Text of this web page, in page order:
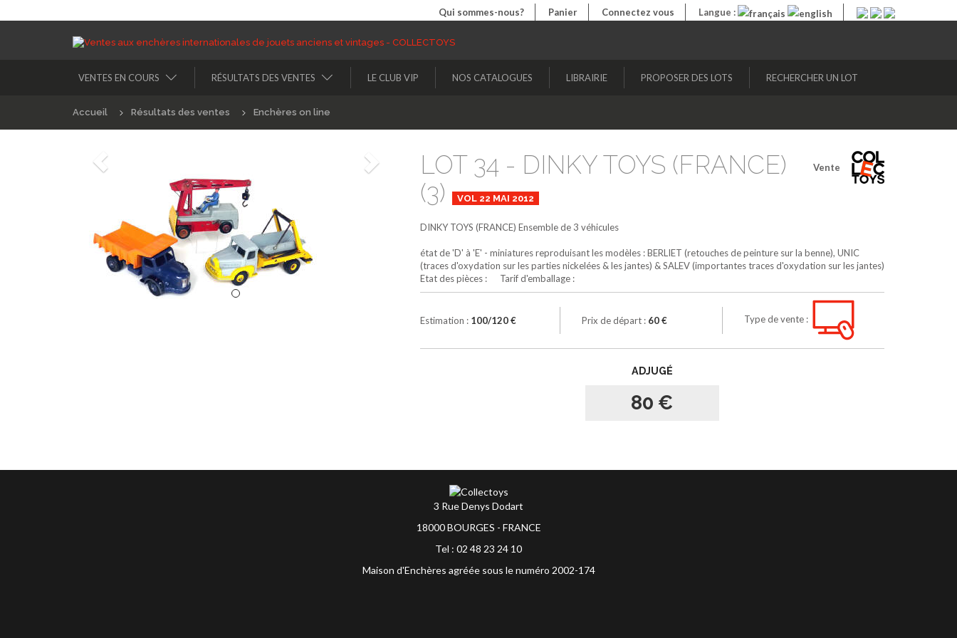
Qui sommes-nous? Panier Connectez vous Langue :
VENTES EN COURS RÉSULTATS DES VENTES LE CLUB VIP NOS CATALOGUES LIBRAIRIE PROPOSER DES LOTS RECHERCHER UN LOT
Accueil Résultats des ventes Enchères on line
Suivant Vente
LOT 34 - DINKY TOYS (FRANCE)
(3)
VOL 22 MAI 2012
DINKY TOYS (FRANCE) Ensemble de 3 véhicules
état de 'D' à 'E' - miniatures reproduisant les modèles : BERLIET (retouches de peinture sur la benne), UNIC
(traces d'oxydation sur les parties nickelées & les jantes) & SALEV (importantes traces d'oxydation sur les jantes)
Etat des pièces : Tarif d'emballage :
Estimation : 100/120 € Prix de départ : 60 € Type de vente :
ADJUGÉ
80 €
3 Rue Denys Dodart
18000 BOURGES - FRANCE
Tel : 02 48 23 24 10
Maison d'Enchères agréée sous le numéro 2002-174